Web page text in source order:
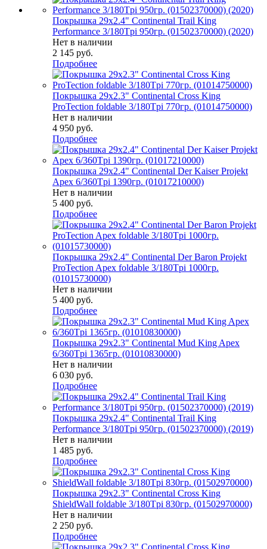
Покрышка 29x2.4" Continental Trail King
Performance 3/180Tpi 950гр. (01502370000) (2020)
Нет в наличии
2 145 руб.
Подробнее
Покрышка 29x2.3" Continental Cross King
ProTection foldable 3/180Tpi 770гр. (01014750000)
Нет в наличии
4 950 руб.
Подробнее
Покрышка 29x2.4" Continental Der Kaiser Projekt
Apex 6/360Tpi 1390гр. (01017210000)
Нет в наличии
5 400 руб.
Подробнее
Покрышка 29x2.4" Continental Der Baron Projekt
ProTection Apex foldable 3/180Tpi 1000гр.
(01015730000)
Нет в наличии
5 400 руб.
Подробнее
Покрышка 29x2.3" Continental Mud King Apex
6/360Tpi 1365гр. (01010830000)
Нет в наличии
6 030 руб.
Подробнее
Покрышка 29x2.4" Continental Trail King
Performance 3/180Tpi 950гр. (01502370000) (2019)
Нет в наличии
1 485 руб.
Подробнее
Покрышка 29x2.3" Continental Cross King
ShieldWall foldable 3/180Tpi 830гр. (01502970000)
Нет в наличии
2 250 руб.
Подробнее